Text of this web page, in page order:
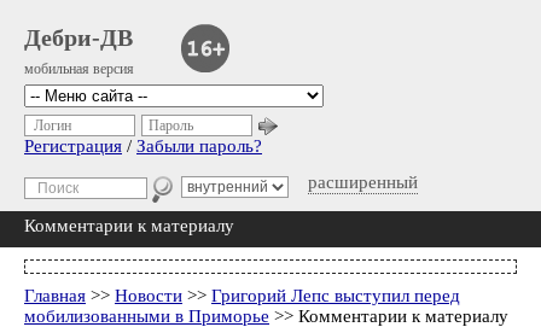
Дебри-ДВ
мобильная версия
расширенный
Логин Пароль
Регистрация / Забыли пароль?
Комментарии к материалу
Главная >> Новости >> Григорий Лепс выступил перед
мобилизованными в Приморье >> Комментарии к материалу